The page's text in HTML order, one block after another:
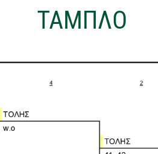
ΤΑΜΠΛΟ